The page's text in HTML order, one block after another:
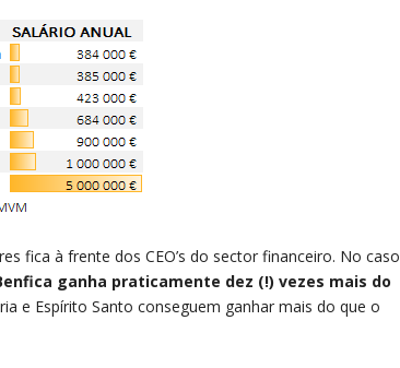
fica à frente dos CEO’s do sector financeiro. No caso
ganha praticamente dez (!) vezes mais do
e Espírito Santo conseguem ganhar mais do que o